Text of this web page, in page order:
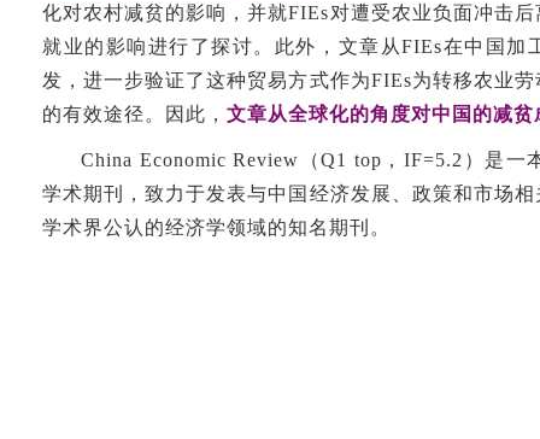
化对农村减贫的影响，并就FIEs对遭受农业负面冲击
就业的影响进行了探讨。此外，文章从FIEs在中国加
发，进一步验证了这种贸易方式作为FIEs为转移农业
的有效途径。因此，文章从全球化的角度对中国的减
China Economic Review（Q1 top，IF=5.2）是
学术期刊，致力于发表与中国经济发展、政策和市场
学术界公认的经济学领域的知名期刊。